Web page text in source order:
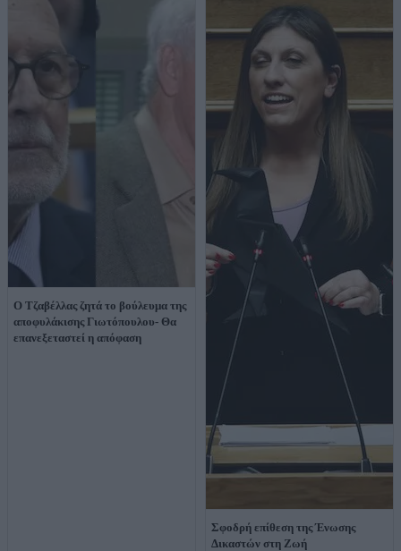
Ο Τζαβέλλας ζητά το βούλευμα της
αποφυλάκισης Γιωτόπουλου- Θα
επανεξεταστεί η απόφαση
Σφοδρή επίθεση της Ένωσης
Δικαστών στη Ζωή